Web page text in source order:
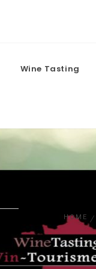
Wine Tasting
HOME